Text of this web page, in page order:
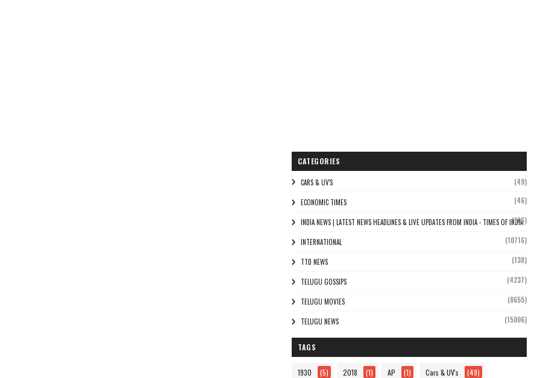
CATEGORIES
CARS & UV'S (49)
ECONOMIC TIMES (46)
INDIA NEWS | LATEST NEWS HEADLINES & LIVE UPDATES FROM INDIA - TIMES OF INDIA
(106)
INTERNATIONAL (10716)
TTD NEWS (138)
TELUGU GOSSIPS (4237)
TELUGU MOVIES (8655)
TELUGU NEWS (15006)
TAGS
1930 (5) 2018 (1) AP (1) Cars & UV's (49)